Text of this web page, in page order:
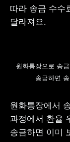
따라 송금 수수
달라져요.
원화통장으로 송
송금하면
원화통장에서
과정에서 환율
송금하면 이미